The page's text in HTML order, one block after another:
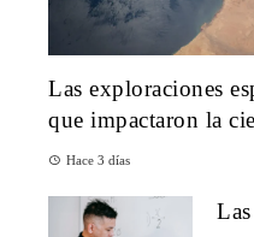
Las exploraciones
que impactaron la
Hace 3 días